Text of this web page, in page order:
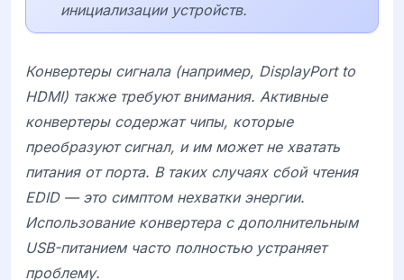
инициализации устройств.
Конвертеры сигнала (например, DisplayPort to
HDMI) также требуют внимания. Активные
конвертеры содержат чипы, которые
преобразуют сигнал, и им может не хватать
питания от порта. В таких случаях сбой чтения
EDID — это симптом нехватки энергии.
Использование конвертера с дополнительным
USB-питанием часто полностью устраняет
проблему.